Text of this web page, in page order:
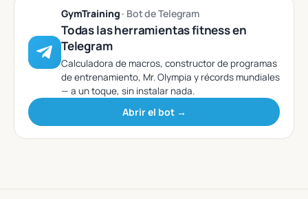
GymTraining · Bot de Telegram
Todas las herramientas fitness en
Telegram
Calculadora de macros, constructor de programas
de entrenamiento, Mr. Olympia y récords mundiales
— a un toque, sin instalar nada.
Abrir el bot →